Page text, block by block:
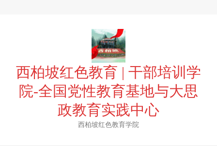
西柏坡红色教育 | 干部培训学
院-全国党性教育基地与大思
政教育实践中心
西柏坡红色教育学院